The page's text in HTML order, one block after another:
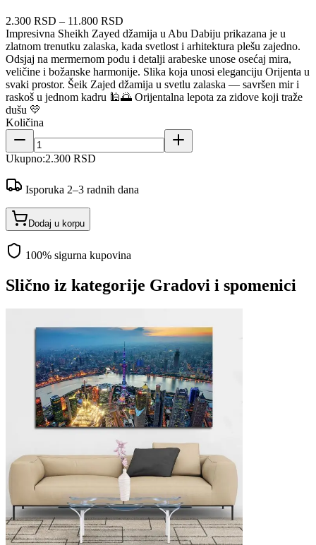
2.300 RSD – 11.800 RSD
Impresivna Sheikh Zayed džamija u Abu Dabiju prikazana je u
zlatnom trenutku zalaska, kada svetlost i arhitektura plešu zajedno.
Odsjaj na mermernom podu i detalji arabeske unose osećaj mira,
veličine i božanske harmonije. Slika koja unosi eleganciju Orijenta u
svaki prostor. Šeik Zajed džamija u svetlu zalaska — savršen mir i
raskoš u jednom kadru 🕌🌅 Orijentalna lepota za zidove koji traže
dušu 💛
Količina
Ukupno:2.300 RSD
Isporuka 2–3 radnih dana
Dodaj u korpu
100% sigurna kupovina
Slično iz kategorije Gradovi i spomenici